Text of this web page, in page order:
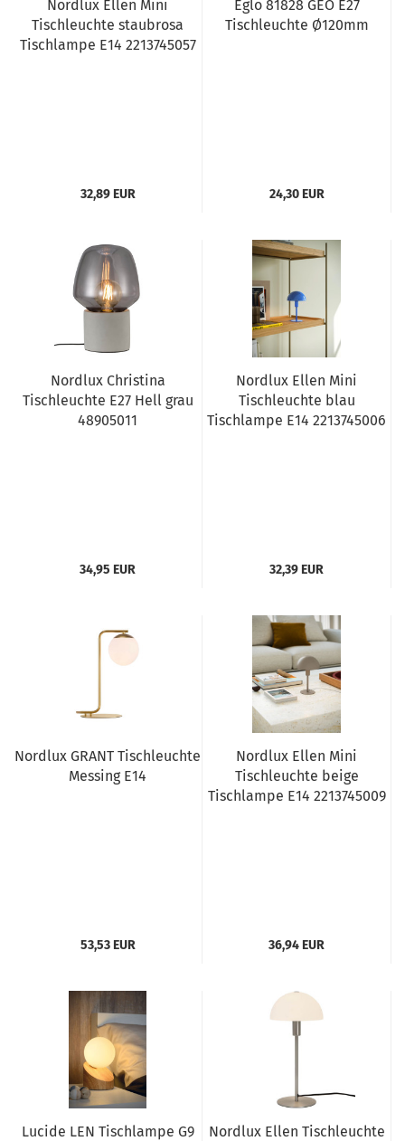
Nordlux Ellen Mini
Tischleuchte staubrosa
Tischlampe E14 2213745057
32,89 EUR
Eglo 81828 GEO E27
Tischleuchte Ø120mm
24,30 EUR
Nordlux Christina
Tischleuchte E27 Hell grau
48905011
34,95 EUR
Nordlux Ellen Mini
Tischleuchte blau
Tischlampe E14 2213745006
32,39 EUR
Nordlux GRANT Tischleuchte
Messing E14
53,53 EUR
Nordlux Ellen Mini
Tischleuchte beige
Tischlampe E14 2213745009
36,94 EUR
Lucide LEN Tischlampe G9
Nordlux Ellen Tischleuchte